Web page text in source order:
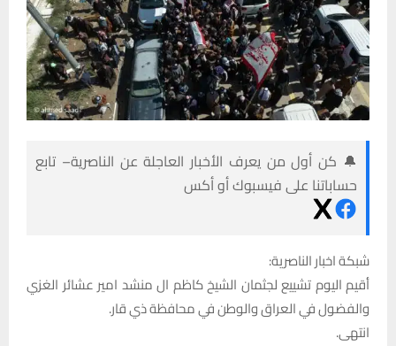
🔔 كن أول من يعرف الأخبار العاجلة عن الناصرية– تابع
حساباتنا على فيسبوك أو أكس
شبكة اخبار الناصرية:
أقيم اليوم تشييع لجثمان الشيخ كاظم ال منشد امير عشائر الغزي
والفضول في العراق والوطن في محافظة ذي قار.
انتهى.